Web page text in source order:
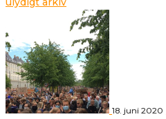
18. juni 2020